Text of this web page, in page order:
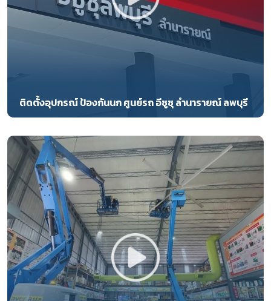
ติดตั้งอุปกรณ์ ป้องกันนก ศูนย์รถ อีซูซุ ลำนารายณ์ ลพบุรี